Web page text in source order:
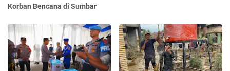
Korban Bencana di Sumbar